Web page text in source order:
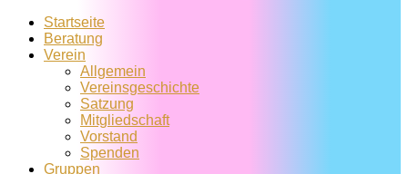
Startseite
Beratung
Verein
Allgemein
Vereins­geschichte
Satzung
Mitglied­schaft
Vorstand
Spenden
Gruppen